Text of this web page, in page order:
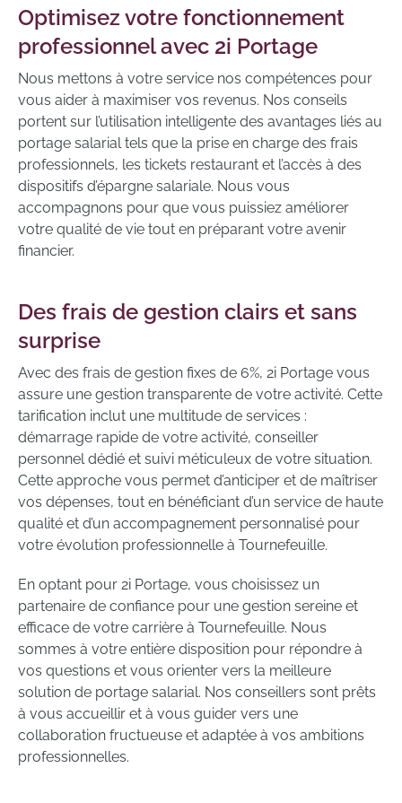
Optimisez votre fonctionnement
professionnel avec 2i Portage
Nous mettons à votre service nos compétences pour
vous aider à maximiser vos revenus. Nos conseils
portent sur l’utilisation intelligente des avantages liés au
portage salarial tels que la prise en charge des frais
professionnels, les tickets restaurant et l’accès à des
dispositifs d’épargne salariale. Nous vous
accompagnons pour que vous puissiez améliorer
votre qualité de vie tout en préparant votre avenir
financier.
Des frais de gestion clairs et sans
surprise
Avec des frais de gestion fixes de 6%, 2i Portage vous
assure une gestion transparente de votre activité. Cette
tarification inclut une multitude de services :
démarrage rapide de votre activité, conseiller
personnel dédié et suivi méticuleux de votre situation.
Cette approche vous permet d’anticiper et de maîtriser
vos dépenses, tout en bénéficiant d’un service de haute
qualité et d’un accompagnement personnalisé pour
votre évolution professionnelle à Tournefeuille.
En optant pour 2i Portage, vous choisissez un
partenaire de confiance pour une gestion sereine et
efficace de votre carrière à Tournefeuille. Nous
sommes à votre entière disposition pour répondre à
vos questions et vous orienter vers la meilleure
solution de portage salarial. Nos conseillers sont prêts
à vous accueillir et à vous guider vers une
collaboration fructueuse et adaptée à vos ambitions
professionnelles.